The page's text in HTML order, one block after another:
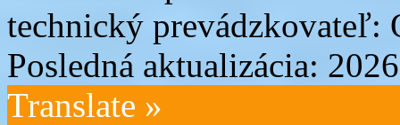
technický prevádzkovateľ:
Posledná aktualizácia:
Translate »